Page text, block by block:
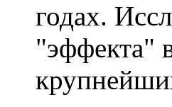
годах.
"эффекта"